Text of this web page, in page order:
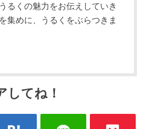
るくの魅力をお伝えしていき
集めに、うるくをぶらつきま
してね！